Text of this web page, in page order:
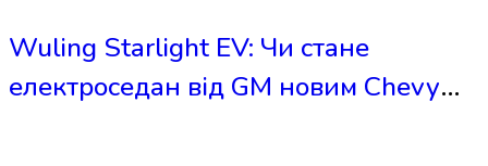
Wuling Starlight EV: Чи стане
електроседан від GM новим Chevy